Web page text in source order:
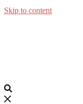
Skip to content